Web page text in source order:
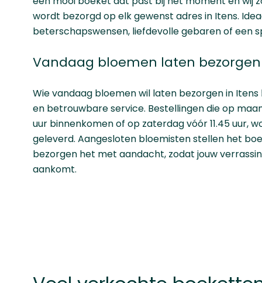
wordt bezorgd op elk gewenst adres in Itens.
beterschapswensen, liefdevolle gebaren of een
Vandaag bloemen laten
Wie vandaag bloemen wil laten bezorgen in
en betrouwbare service. Bestellingen die op
uur binnenkomen of op zaterdag vóór 11.45 uur,
geleverd. Aangesloten bloemisten stellen het
bezorgen het met aandacht, zodat jouw
aankomt.